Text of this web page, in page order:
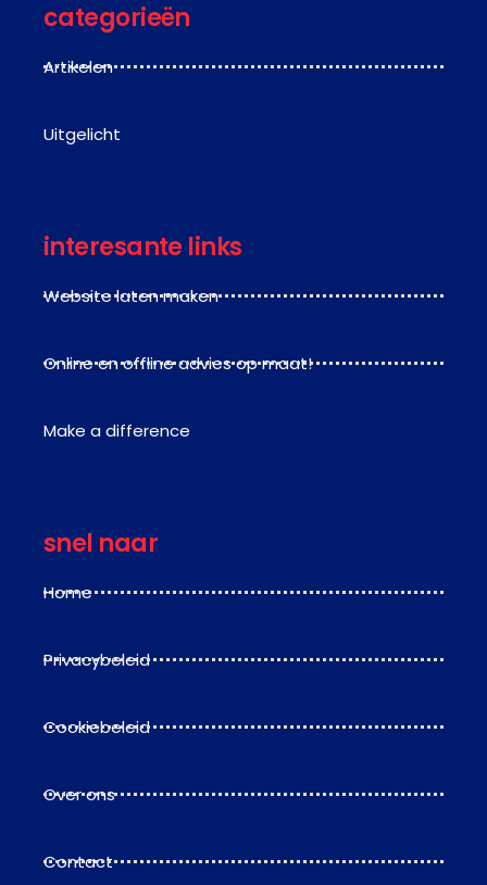
categorieën
Artikelen
Uitgelicht
interesante links
Website laten maken
Online en offline advies op maat!
Make a difference
snel naar
Home
Privacybeleid
Cookiebeleid
Over ons
Contact